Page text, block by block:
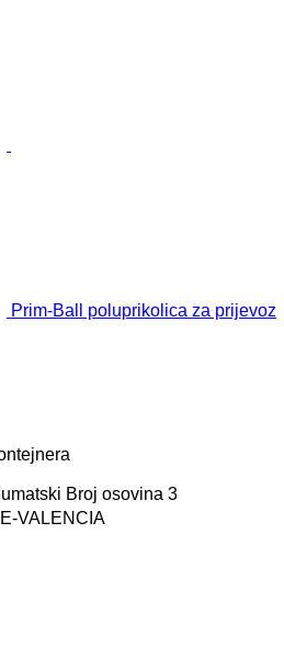
Prim-Ball poluprikolica za prijevoz
Broj osovina 3
VALENCIA